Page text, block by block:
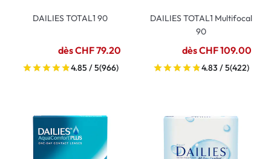
DAILIES TOTAL1 90
dès CHF 79.20
4.85 / 5(966)
DAILIES TOTAL1 Multifocal
90
dès CHF 109.00
4.83 / 5(422)